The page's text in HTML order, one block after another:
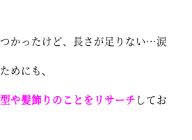
かったけど、長さが足りない…涙
めにも、
や髪飾りのことをリサーチしてお